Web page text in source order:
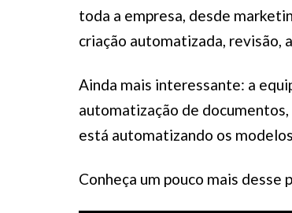
toda a empresa, desde
criação automatizada, revisão,
Ainda mais interessante: a
automatização de
está automatizando os
Conheça um pouco mais desse